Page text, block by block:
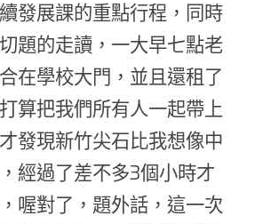
發展課的重點行程，同時
題的走讀，一大早七點老
在學校大門，並且還租了
算把我們所有人一起帶上
發現新竹尖石比我想像中
經過了差不多3個小時才
喔對了，題外話，這一次